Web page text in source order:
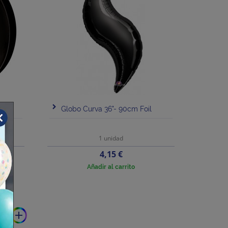
Globo Curva 36"- 90cm Foil
1 unidad
Precio
4,15 €
Añadir al carrito
add